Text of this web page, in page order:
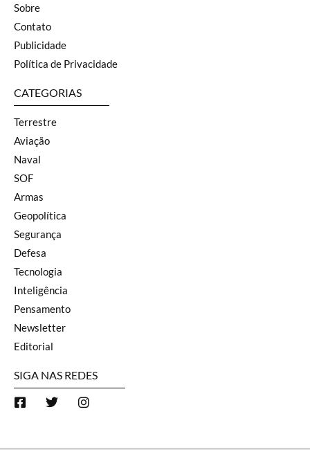
Sobre
Contato
Publicidade
Política de Privacidade
CATEGORIAS
Terrestre
Aviação
Naval
SOF
Armas
Geopolítica
Segurança
Defesa
Tecnologia
Inteligência
Pensamento
Newsletter
Editorial
SIGA NAS REDES